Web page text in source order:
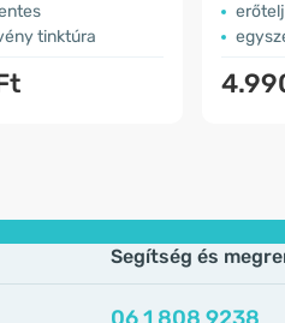
tinktúra
Segítség és